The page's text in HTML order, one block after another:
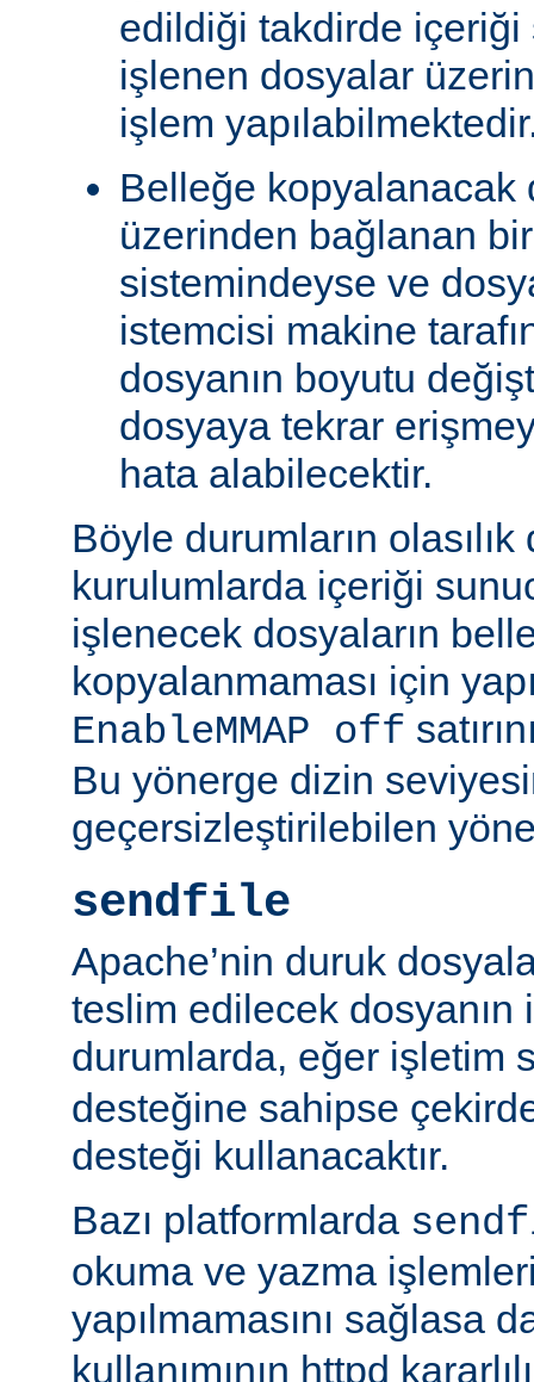
edildiği takdirde içeriği
işlenen dosyalar
işlem
Belleğe kopyalanacak
üzerinden bağlanan
sistemindeyse ve
istemcisi makine
dosyanın boyutu
dosyaya tekrar
hata alabilecektir.
Böyle durumların
kurulumlarda içeriği
işlenecek dosyaların
kopyalanmaması için
EnableMMAP off
Bu yönerge dizin
geçersizleştirilebilen
sendfile
Apache’nin duruk
teslim edilecek dosyanın
durumlarda, eğer işletim
desteğine sahipse
desteği kullanacaktır.
Bazı platformlarda
okuma ve yazma
yapılmamasını sağlasa
kullanımının httpd